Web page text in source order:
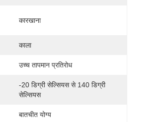
कारखाना
काला
उच्च तापमान प्रतिरोध
-20 डिग्री सेल्सियस से 140 डिग्री
सेल्सियस
बातचीत योग्य